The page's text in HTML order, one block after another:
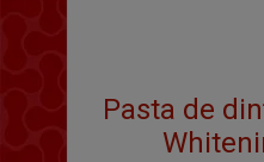
Pasta de